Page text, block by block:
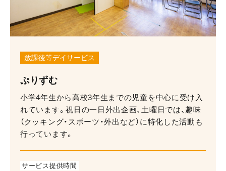
放課後等デイサービス
ぷりずむ
小学4年生から高校3年生までの児童を中心に受け入
れています。祝日の一日外出企画、土曜日では、趣味
（クッキング・スポーツ・外出など）に特化した活動も
行っています。
サービス提供時間